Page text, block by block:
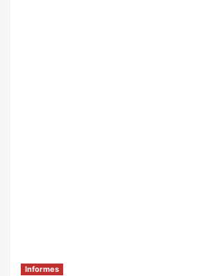
Informes